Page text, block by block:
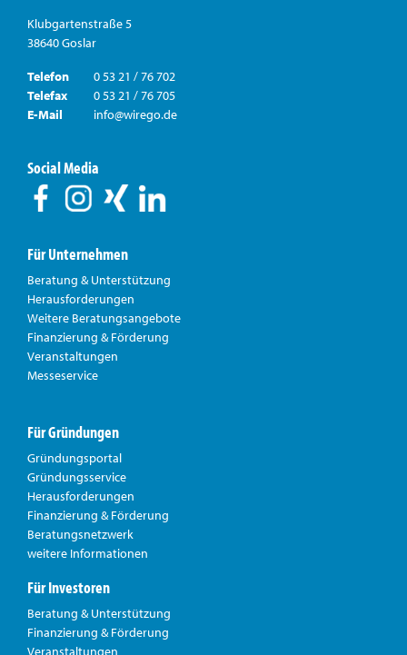
Klubgartenstraße 5
38640 Goslar
Telefon
0 53 21 / 76 702
Telefax
0 53 21 / 76 705
E-Mail
info@wirego.de
Social Media
Für Unternehmen
Beratung & Unterstützung
Herausforderungen
Weitere Beratungsangebote
Finanzierung & Förderung
Veranstaltungen
Messeservice
Für Gründungen
Gründungsportal
Gründungsservice
Herausforderungen
Finanzierung & Förderung
Beratungsnetzwerk
weitere Informationen
Für Investoren
Beratung & Unterstützung
Finanzierung & Förderung
Veranstaltungen